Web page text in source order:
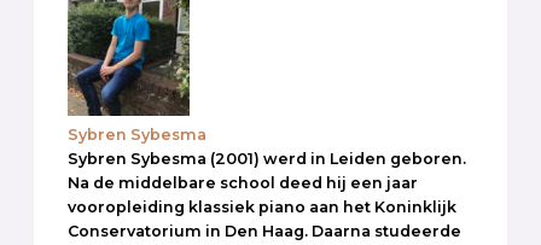
Sybren Sybesma
Sybren Sybesma (2001) werd in Leiden geboren.
Na de middelbare school deed hij een jaar
vooropleiding klassiek piano aan het Koninklijk
Conservatorium in Den Haag. Daarna studeerde